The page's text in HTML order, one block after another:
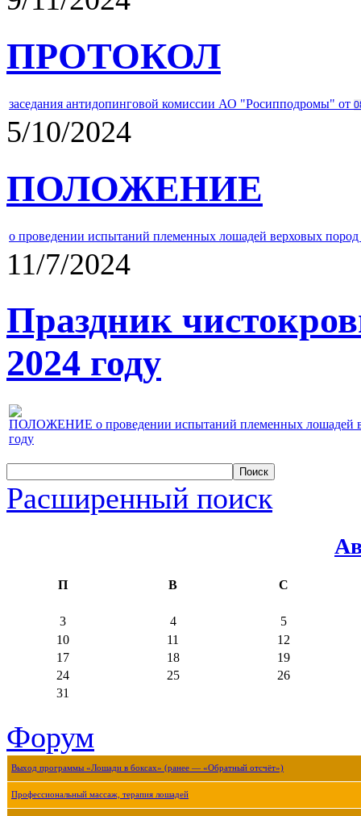
ПРОТОКОЛ
заседания антидопинговой комиссии АО "Росипподромы" от
5/10/2024
ПОЛОЖЕНИЕ
о проведении испытаний племенных лошадей верховых
11/7/2024
Праздник
2024 году
ПОЛОЖЕНИЕ о проведении испытаний племенных лошадей
году
Расширенный поиск
П В С
3 4
5
10
11
12
17
18
19
24
25
26
31
Форум
Выход программы «Лошади в боксах» (ранее — «Обратный отсчёт»)
Профессиональный массаж, терапия лошадей